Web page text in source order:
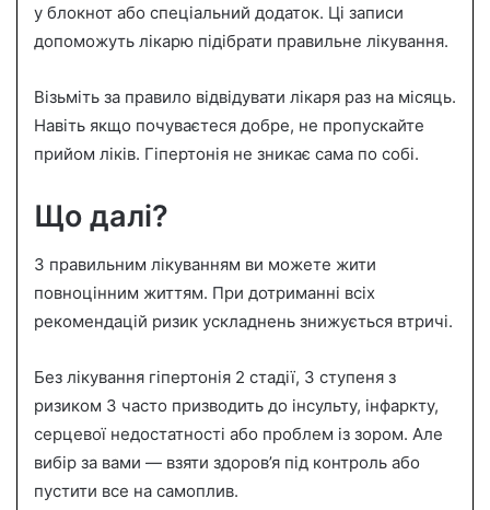
у блокнот або спеціальний додаток. Ці записи
допоможуть лікарю підібрати правильне лікування.
Візьміть за правило відвідувати лікаря раз на місяць.
Навіть якщо почуваєтеся добре, не пропускайте
прийом ліків. Гіпертонія не зникає сама по собі.
Що далі?
З правильним лікуванням ви можете жити
повноцінним життям. При дотриманні всіх
рекомендацій ризик ускладнень знижується втричі.
Без лікування гіпертонія 2 стадії, 3 ступеня з
ризиком 3 часто призводить до інсульту, інфаркту,
серцевої недостатності або проблем із зором. Але
вибір за вами — взяти здоров’я під контроль або
пустити все на самоплив.